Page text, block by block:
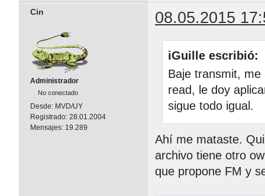
Cin 08.05.2015
Administrador
No conectado
Desde: MVD/UY
Registrado: 28.01.2004
Mensajes: 19.289
iGuille escribió:
Baje transmit, me
read, le doy
sigue todo igual.
Ahí me mataste.
archivo tiene otro
que propone FM y